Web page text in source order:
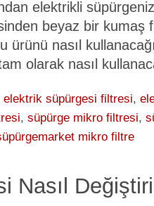
elektrikli
beyaz bir kumaş
ürünü nasıl
olarak nasıl
elektrik süpürgesi filtresi,
, süpürge mikro filtresi,
mikro filtre
Nasıl